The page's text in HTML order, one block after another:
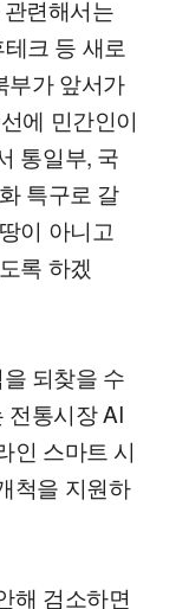
련해서는
크 등 새로
부가 앞서가
에 민간인이
통일부, 국
특구로 갈
이 아니고
록 하겠
되찾을 수
전통시장 AI
인 스마트 시
척을 지원하
해 검소하면